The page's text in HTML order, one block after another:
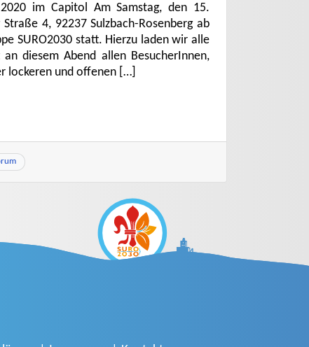
im Capitol Am Samstag, den 15.
4, 92237 Sulzbach-Rosenberg ab
SURO2030 statt. Hierzu laden wir alle
diesem Abend allen BesucherInnen,
lockeren und offenen […]